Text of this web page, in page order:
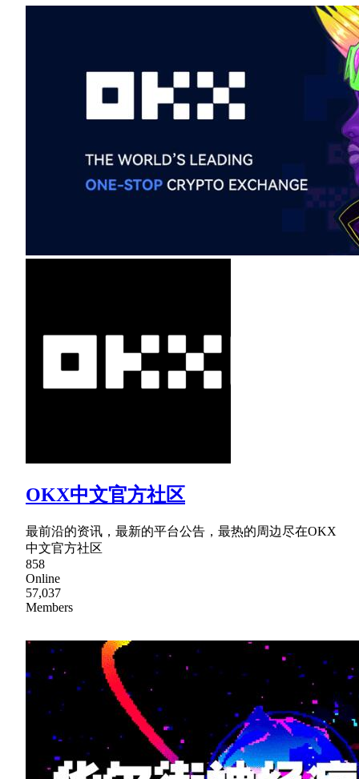
OKX中文官方社区
最前沿的资讯，最新的平台公告，最热的周边尽在OKX
中文官方社区
858
Online
57,037
Members